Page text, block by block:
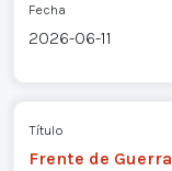
Fecha
2026-06-11
Título
Frente de